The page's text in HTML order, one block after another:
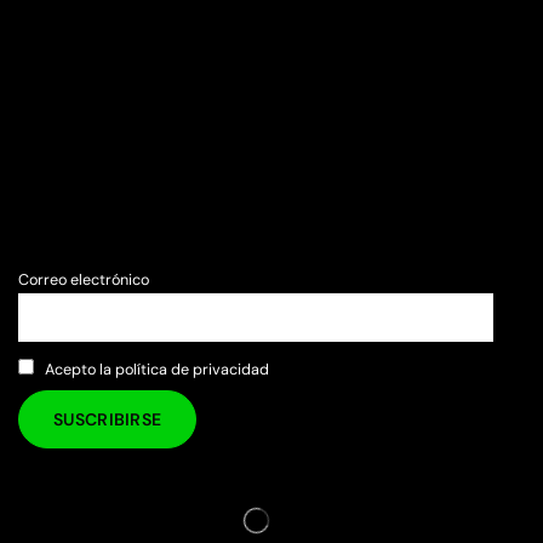
Correo electrónico
Acepto la política de privacidad